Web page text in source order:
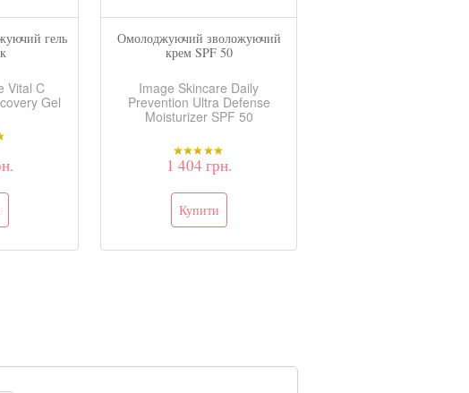
гель
Vital C
Gel
Омолоджуючий зволожуючий
крем SPF 50
Image Skincare Daily
Prevention Ultra Defense
Moisturizer SPF 50
1 404 грн.